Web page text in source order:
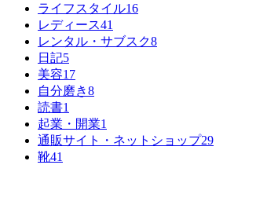
ライフスタイル16
レディース41
レンタル・サブスク8
日記5
美容17
自分磨き8
読書1
起業・開業1
通販サイト・ネットショップ29
靴41